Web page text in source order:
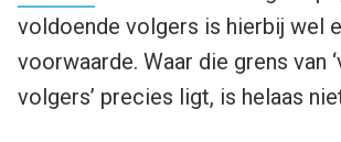
voldoende volgers is hierbij wel
voorwaarde. Waar die grens van
volgers’ precies ligt, is helaas